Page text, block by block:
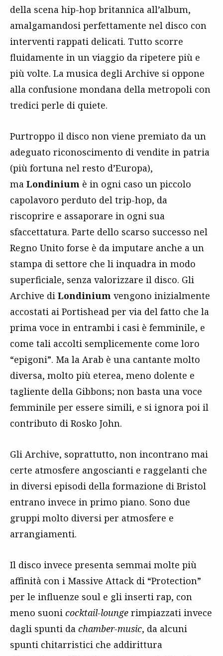
della scena hip-hop britannica all’album,
amalgamandosi perfettamente nel disco con
interventi rappati delicati. Tutto scorre
fluidamente in un viaggio da ripetere più e
più volte. La musica degli Archive si oppone
alla confusione mondana della metropoli con
tredici perle di quiete.
Purtroppo il disco non viene premiato da un
adeguato riconoscimento di vendite in patria
(più fortuna nel resto d’Europa),
ma Londinium è in ogni caso un piccolo
capolavoro perduto del trip-hop, da
riscoprire e assaporare in ogni sua
sfaccettatura. Parte dello scarso successo nel
Regno Unito forse è da imputare anche a un
stampa di settore che li inquadra in modo
superficiale, senza valorizzare il disco. Gli
Archive di Londinium vengono inizialmente
accostati ai Portishead per via del fatto che la
prima voce in entrambi i casi è femminile, e
come tali accolti semplicemente come loro
“epigoni”. Ma la Arab è una cantante molto
diversa, molto più eterea, meno dolente e
tagliente della Gibbons; non basta una voce
femminile per essere simili, e si ignora poi il
contributo di Rosko John.
Gli Archive, soprattutto, non incontrano mai
certe atmosfere angoscianti e raggelanti che
in diversi episodi della formazione di Bristol
entrano invece in primo piano. Sono due
gruppi molto diversi per atmosfere e
arrangiamenti.
Il disco invece presenta semmai molte più
affinità con i Massive Attack di “Protection”
per le influenze soul e gli inserti rap, con
meno suoni cocktail-lounge rimpiazzati invece
dagli spunti da chamber-music, da alcuni
spunti chitarristici che addirittura